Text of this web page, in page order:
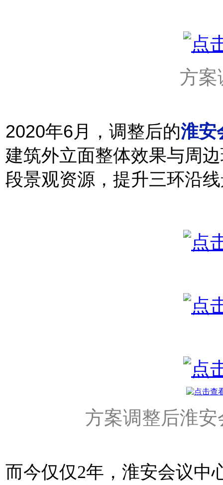
方案
2020年6月，调整后的淮安
建筑外立面整体效果与周
段景观资源，提升三环沿
方案调整后淮
而今仅仅2年，淮安会议中